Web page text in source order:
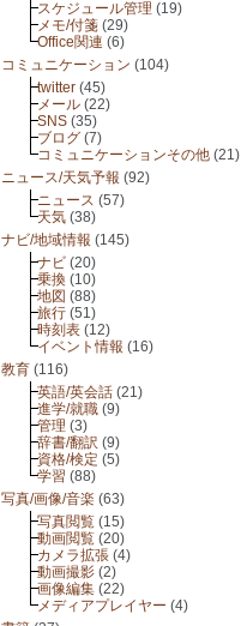
スケジュール管理 (19)
メモ/付箋 (29)
Office関連 (6)
コミュニケーション (104)
twitter (45)
メール (22)
SNS (35)
ブログ (7)
コミュニケーションその他 (21)
ニュース/天気予報 (92)
ニュース (57)
天気 (38)
ナビ/地域情報 (145)
ナビ (20)
乗換 (10)
地図 (88)
旅行 (51)
時刻表 (12)
イベント情報 (16)
教育 (116)
英語/英会話 (21)
進学/就職 (9)
管理 (3)
辞書/翻訳 (9)
資格/検定 (5)
学習 (88)
写真/画像/音楽 (63)
写真閲覧 (15)
動画閲覧 (20)
カメラ拡張 (4)
動画撮影 (2)
画像編集 (22)
メディアプレイヤー (4)